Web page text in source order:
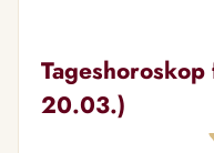
20.03.)